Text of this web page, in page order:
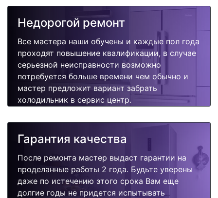
Недорогой ремонт
Все мастера наши обучены и каждые пол года
проходят повышение квалификации, в случае
серьезной неисправности возможно
потребуется больше времени чем обычно и
мастер предложит вариант забрать
холодильник в сервис центр.
Гарантия качества
После ремонта мастер выдаст гарантии на
проделанные работы 2 года. Будьте уверены
даже по истечению этого срока Вам еще
долгие годы не придется испытывать